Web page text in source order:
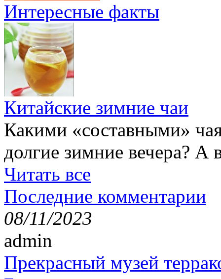
Интересные факты
Китайские зимние чаи
Какими «составными»
долгие зимние вечера? А
Читать все
Последние комментарии
08/11/2023
admin
Прекрасный музей